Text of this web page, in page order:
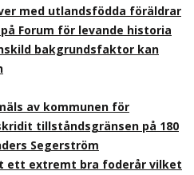
med utlandsfödda föräldrar
Forum för levande historia
bakgrundsfaktor kan
av kommunen för
tillståndsgränsen på 180
Segerström
ett extremt bra foderår vilket